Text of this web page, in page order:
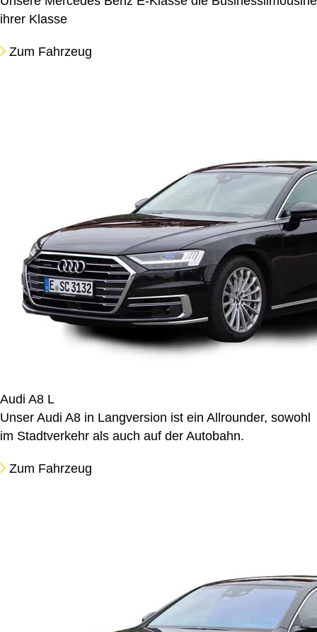
ihrer Klasse
Zum Fahrzeug
Audi A8 L
Unser Audi A8 in Langversion ist ein Allrounder, sowohl
im Stadtverkehr als auch auf der Autobahn.
Zum Fahrzeug